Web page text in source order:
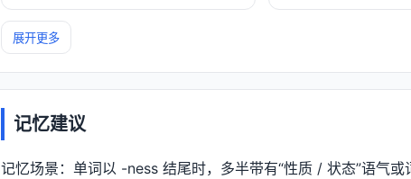
展开更多
记忆建议
记忆场景：单词以 -ness 结尾时，多半带有“性质 / 状态”语气